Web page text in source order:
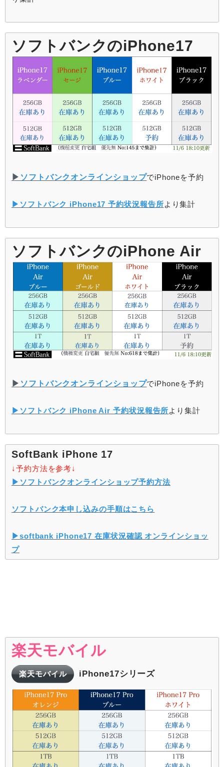
ソフトバンクのiPhone17
▶︎ ソフトバンクオンラインショップでiPhoneを予約
▶︎ソフトバンク iPhone17 予約状況報告所より集計
ソフトバンクのiPhone Air
▶︎ ソフトバンクオンラインショップでiPhoneを予約
▶︎ソフトバンク iPhone Air 予約状況報告所より集計
SoftBank iPhone 17
↓予約方法を参考↓
▶︎ソフトバンクオンラインショップ予約方法
ソフトバンク本申し込みの手順はこちら
▶︎softbank iPhone17 在庫状況確認 オンラインショッ
プ
楽天モバイル
楽天モバイル iPhone17シリーズ